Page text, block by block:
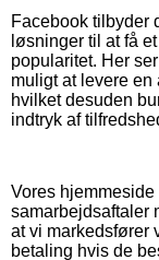
Facebook tilbyder
løsninger til at få
popularitet. Her
muligt at levere
hvilket desuden
indtryk af
Vores
samarbejdsaftaler
at vi markedsfører
betaling hvis de